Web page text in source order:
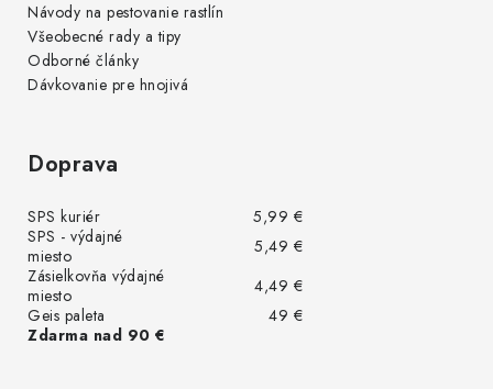
Návody na pestovanie rastlín
Všeobecné rady a tipy
Odborné články
Dávkovanie pre hnojivá
Doprava
SPS kuriér
5,99 €
SPS - výdajné
miesto
5,49 €
Zásielkovňa výdajné
miesto
4,49 €
Geis paleta
49 €
Zdarma nad 90 €